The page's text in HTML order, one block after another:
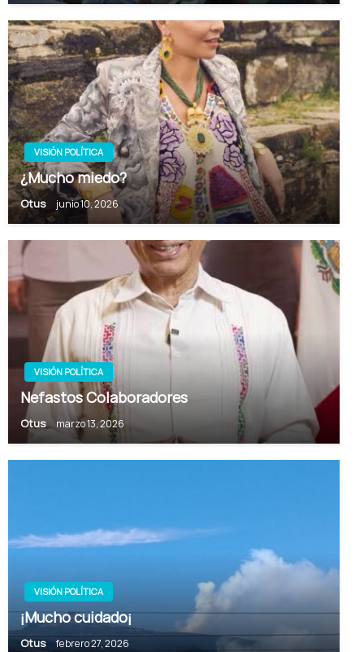
VISIÓN POLÍTICA
¿Mucho miedo?
Otus junio 10, 2026
VISIÓN POLÍTICA
Nefastos Colaboradores
Otus marzo 13, 2026
VISIÓN POLÍTICA
¡Mucho cuidado¡
Otus febrero 27, 2026